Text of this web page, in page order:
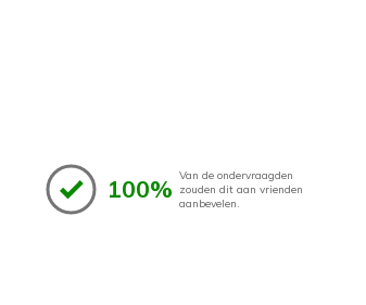
100% Van de ondervraagden
zouden dit aan vrienden
aanbevelen.